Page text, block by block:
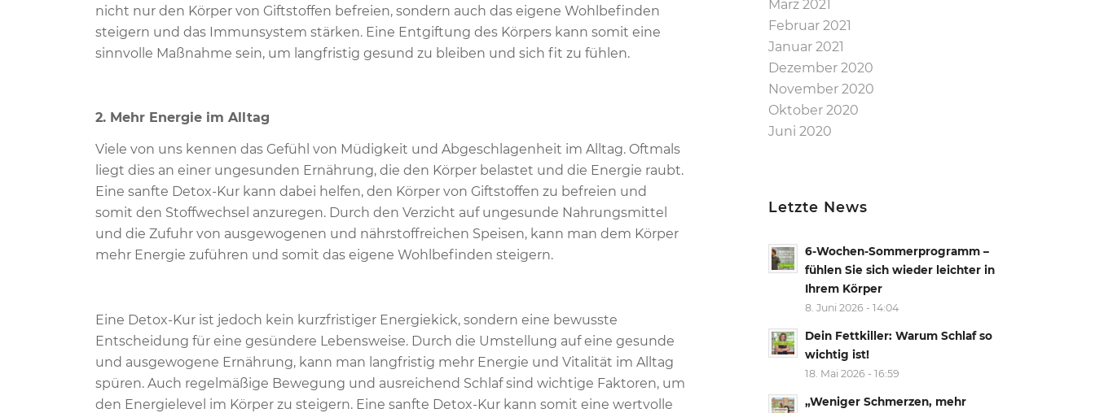
nicht nur den Körper von Giftstoffen befreien, sondern auch das eigene Wohlbefinden
steigern und das Immunsystem stärken. Eine Entgiftung des Körpers kann somit eine
sinnvolle Maßnahme sein, um langfristig gesund zu bleiben und sich fit zu fühlen.
2. Mehr Energie im Alltag
Viele von uns kennen das Gefühl von Müdigkeit und Abgeschlagenheit im Alltag. Oftmals
liegt dies an einer ungesunden Ernährung, die den Körper belastet und die Energie raubt.
Eine sanfte Detox-Kur kann dabei helfen, den Körper von Giftstoffen zu befreien und
somit den Stoffwechsel anzuregen. Durch den Verzicht auf ungesunde Nahrungsmittel
und die Zufuhr von ausgewogenen und nährstoffreichen Speisen, kann man dem Körper
mehr Energie zuführen und somit das eigene Wohlbefinden steigern.
Eine Detox-Kur ist jedoch kein kurzfristiger Energiekick, sondern eine bewusste
Entscheidung für eine gesündere Lebensweise. Durch die Umstellung auf eine gesunde
und ausgewogene Ernährung, kann man langfristig mehr Energie und Vitalität im Alltag
spüren. Auch regelmäßige Bewegung und ausreichend Schlaf sind wichtige Faktoren, um
den Energielevel im Körper zu steigern. Eine sanfte Detox-Kur kann somit eine wertvolle
März 2021
Februar 2021
Januar 2021
Dezember 2020
November 2020
Oktober 2020
Juni 2020
Letzte News
6-Wochen-Sommerprogramm –
fühlen Sie sich wieder leichter in
Ihrem Körper
8. Juni 2026 - 14:04
Dein Fettkiller: Warum Schlaf so
wichtig ist!
18. Mai 2026 - 16:59
„Weniger Schmerzen, mehr